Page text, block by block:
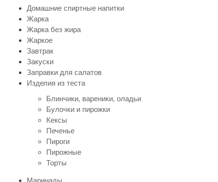
Домашние спиртные напитки
Жарка
Жарка без жира
Жаркое
Завтрак
Закуски
Заправки для салатов
Изделия из теста
Блинчики, вареники, оладьи
Булочки и пирожки
Кексы
Печенье
Пироги
Пирожные
Торты
Маринады